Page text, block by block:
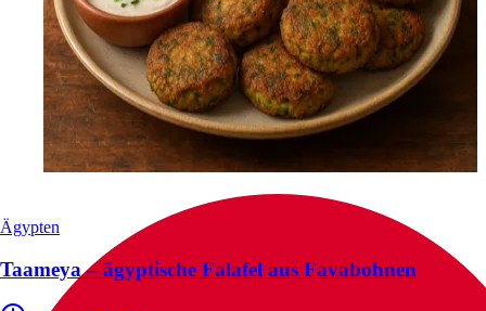
Ägypten
Taameya – ägyptische Falafel aus Favabohnen